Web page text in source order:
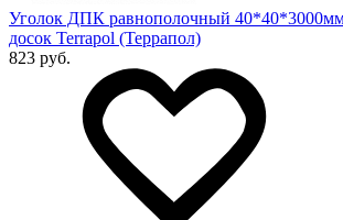
Уголок ДПК равнополочный 40*40*3000мм
досок Terrapol (Террапол)
823 руб.